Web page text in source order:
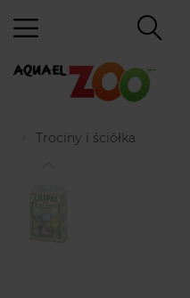
Trociny i ściółka